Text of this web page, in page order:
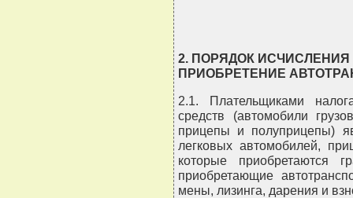
2. ПОРЯДОК
ПРИОБРЕТЕНИЕ
2.1. Плательщиками
средств (автомобили
прицепы и полуприцепы)
легковых автомобилей,
которые приобретаются
приобретающие
мены, лизинга, дарения и